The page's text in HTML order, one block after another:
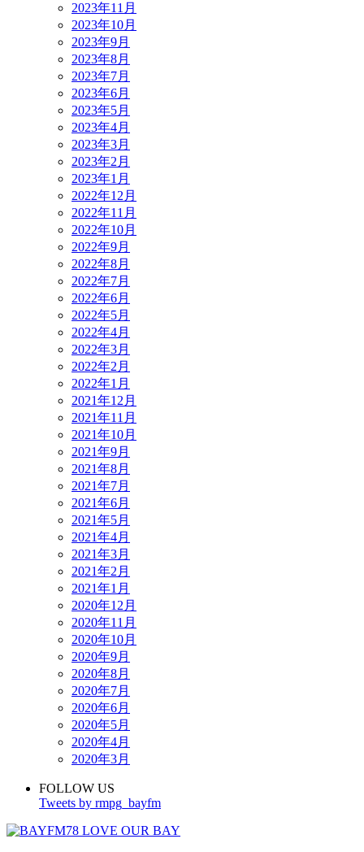
2023年11月
2023年10月
2023年9月
2023年8月
2023年7月
2023年6月
2023年5月
2023年4月
2023年3月
2023年2月
2023年1月
2022年12月
2022年11月
2022年10月
2022年9月
2022年8月
2022年7月
2022年6月
2022年5月
2022年4月
2022年3月
2022年2月
2022年1月
2021年12月
2021年11月
2021年10月
2021年9月
2021年8月
2021年7月
2021年6月
2021年5月
2021年4月
2021年3月
2021年2月
2021年1月
2020年12月
2020年11月
2020年10月
2020年9月
2020年8月
2020年7月
2020年6月
2020年5月
2020年4月
2020年3月
FOLLOW US
Tweets by rmpg_bayfm